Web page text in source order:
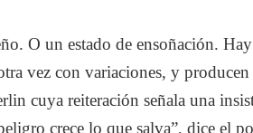
O un estado de ensoñación. Hay
vez con variaciones, y producen
cuya reiteración señala una
crece lo que salva”, dice el